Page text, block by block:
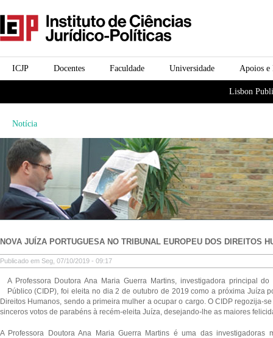
principal
icjp
menu-institucional Apoios e
Universidade
Faculdade
Docentes
ICJP
Lisbon
Notícia
NOVA JUÍZA PORTUGUESA NO TRIBUNAL EUROPEU DOS DIREITOS
Publicado em Seg, 07/10/2019 - 09:17
A Professora Doutora Ana Maria Guerra Martins, investigadora principal
Público (CIDP), foi eleita no dia 2 de outubro de 2019 como a próxima Juíza
Direitos Humanos, sendo a primeira mulher a ocupar o cargo. O CIDP regozija-
sinceros votos de parabéns à recém-eleita Juíza, desejando-lhe as maiores
A Professora Doutora Ana Maria Guerra Martins é uma das investigadoras